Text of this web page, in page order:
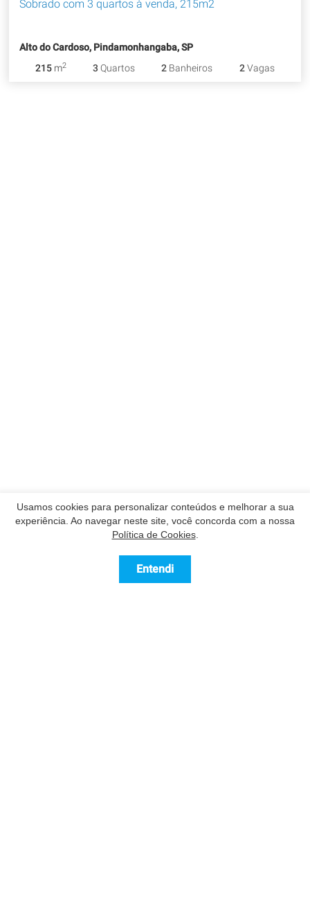
Sobrado com 3 quartos à venda, 215m2
Alto do Cardoso, Pindamonhangaba, SP
215 m2 3 Quartos 2 Banheiros 2Vagas
Usamos cookies para personalizar conteúdos e melhorar a sua
experiência. Ao navegar neste site, você concorda com a nossa
Política de Cookies.
Entendi